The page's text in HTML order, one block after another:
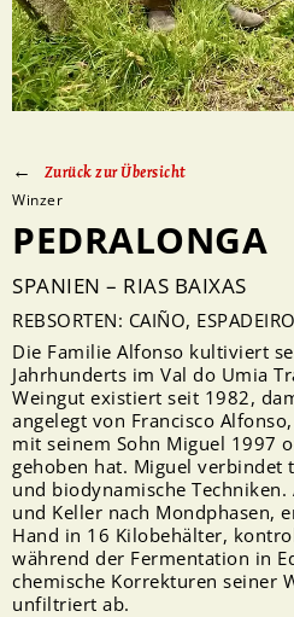
Zurück zur Übersicht
Winzer
PEDRALONGA
SPANIEN – RIAS BAIXAS
REBSORTEN: CAIÑO,
Die Familie Alfonso kultiviert
Jahrhunderts im Val do Umia
Weingut existiert seit 1982,
angelegt von Francisco
mit seinem Sohn Miguel 1997
gehoben hat. Miguel verbindet
und biodynamische
und Keller nach Mondphasen,
Hand in 16 Kilobehälter,
während der Fermentation in
chemische Korrekturen seiner
unfiltriert ab.